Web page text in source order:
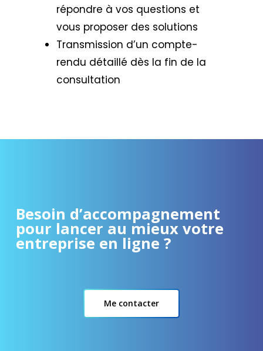
répondre à vos questions et
vous proposer des solutions
Transmission d’un compte-
rendu détaillé dès la fin de la
consultation
Besoin d’accompagnement
pour lancer au mieux votre
entreprise en ligne ?
Me contacter